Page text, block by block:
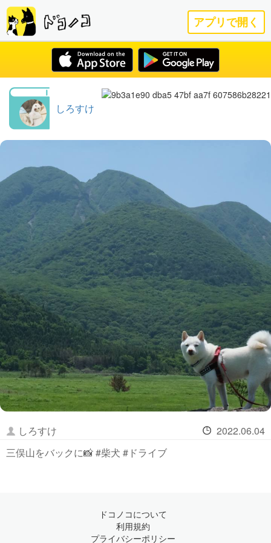
アプリで開く
しろすけ
しろすけ
2022.06.04
三俣山をバックに📸 #柴犬 #ドライブ
ドコノコについて
利用規約
プライバシーポリシー